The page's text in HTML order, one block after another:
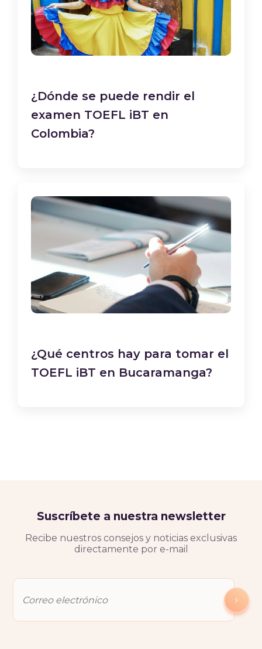
¿Dónde se puede rendir el
examen TOEFL iBT en
Colombia?
¿Qué centros hay para tomar el
TOEFL iBT en Bucaramanga?
Suscríbete a nuestra newsletter
Recibe nuestros consejos y noticias exclusivas
directamente por e-mail